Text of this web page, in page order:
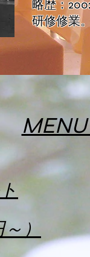
略歴：
研修修業
）